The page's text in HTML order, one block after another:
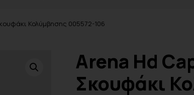
Κολύμβησης 005572-106
Arena Hd
Σκουφάκι